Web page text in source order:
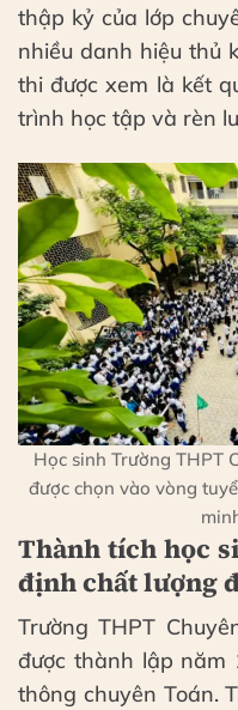
thập kỷ của lớp
nhiều danh hiệu thủ
thi được xem là kết
trình học tập và rèn
Học sinh Trường THPT
được chọn vào vòng
Thành tích học
định chất lượng
Trường THPT
được thành lập năm
thông chuyên Toán.